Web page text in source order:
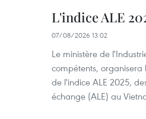
L'indice ALE
07/08/2026 13:02
Le ministère de
compétents, organisera
de l'indice ALE 2025,
échange (ALE) au